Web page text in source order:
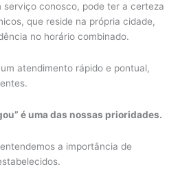
serviço conosco, pode ter a certeza
que reside na própria cidade,
no horário combinado.
atendimento rápido e pontual,
é uma das nossas prioridades.
a importância de